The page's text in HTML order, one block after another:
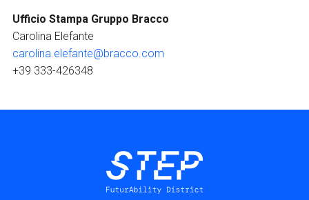
Ufficio Stampa Gruppo Bracco
Carolina Elefante
carolina.elefante@bracco.com
+39 333-426348